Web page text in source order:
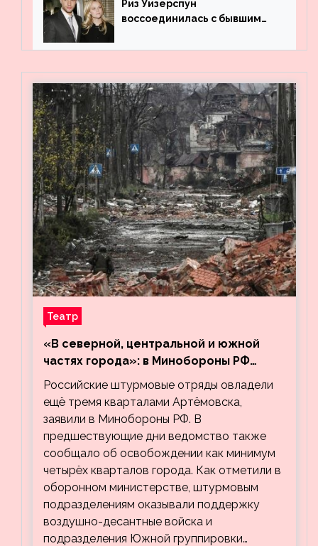
Риз Уизерспун
воссоединилась с бывшим
Театр
«В северной, центральной и южной
частях города»: в Минобороны РФ
заявили об освобождении ещё трёх
кварталов Артёмовска
Российские штурмовые отряды овладели
ещё тремя кварталами Артёмовска,
заявили в Минобороны РФ. В
предшествующие дни ведомство также
сообщало об освобождении как минимум
четырёх кварталов города. Как отметили в
оборонном министерстве, штурмовым
подразделениям оказывали поддержку
воздушно-десантные войска и
подразделения Южной группировки…